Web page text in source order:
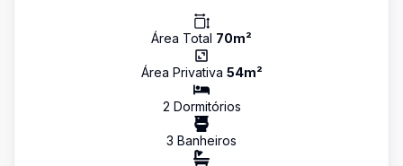
Área Total 70m²
Área Privativa 54m²
2 Dormitórios
3 Banheiros